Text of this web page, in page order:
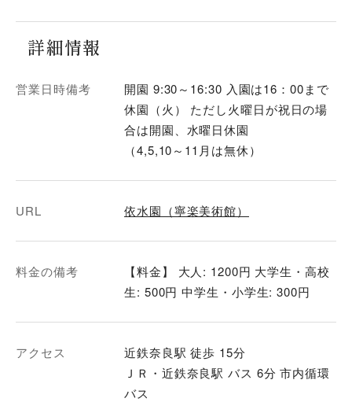
詳細情報
営業日時備考
開園 9:30～16:30 入園は16：00まで
休園（火） ただし火曜日が祝日の場
合は開園、水曜日休園
（4,5,10～11月は無休）
URL 依水園（寧楽美術館）
料金の備考
【料金】 大人: 1200円 大学生・高校
生: 500円 中学生・小学生: 300円
アクセス
近鉄奈良駅 徒歩 15分
ＪＲ・近鉄奈良駅 バス 6分 市内循環
バス